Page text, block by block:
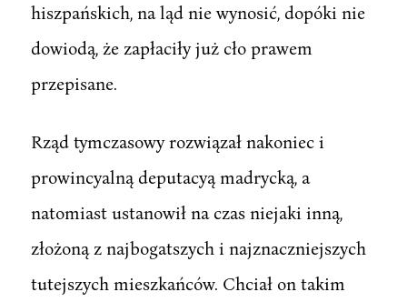
hiszpańskich, na ląd nie wynosić, dopóki nie
dowiodą, że zapłaciły już cło prawem
przepisane.
Rząd tymczasowy rozwiązał nakoniec i
prowincyalną deputacyą madrycką, a
natomiast ustanowił na czas niejaki inną,
złożoną z najbogatszych i najznaczniejszych
tutejszych mieszkańców. Chciał on takim